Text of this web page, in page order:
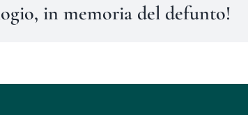
in memoria del defunto!